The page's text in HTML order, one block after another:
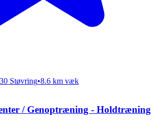
Støvring•8.6 km væk
/ Genoptræning - Holdtræning